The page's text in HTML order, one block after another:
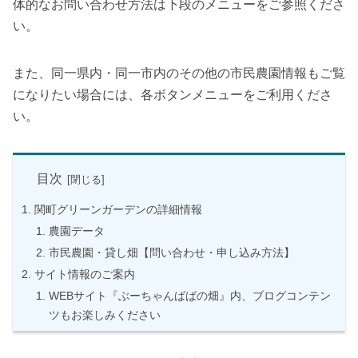
体的なお問い合わせ方法は下段のメニューをご参照くださ
い。
また、同一県内・同一市内のその他の市民農園情報もご覧
になりたい場合には、各ボタンメニューをご利用くださ
い。
目次
関町グリーンガーデンの詳細情報
農園データ
市民農園・貸し畑【問い合わせ・申し込み方法】
サイト情報のご案内
WEBサイト『ぶーちゃんばばの畑』内、ブログコンテン
ツもお楽しみください